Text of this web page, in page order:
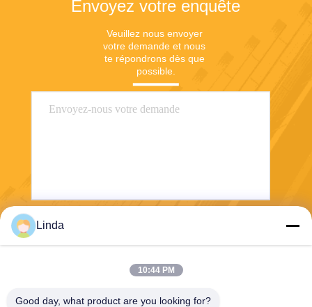
Envoyez votre enquête
Veuillez nous envoyer
votre demande et nous
te répondrons dès que
possible.
Linda
10:44 PM
Good day, what product are you looking for?